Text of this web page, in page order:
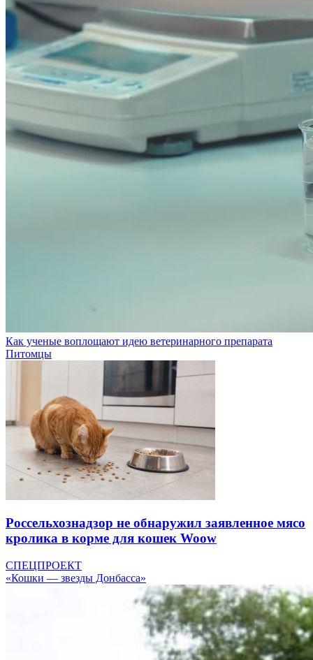
Как ученые воплощают идею ветеринарного препарата
Питомцы
Россельхознадзор не обнаружил заявленное мясо
кролика в корме для кошек Woow
СПЕЦПРОЕКТ
«Кошки — звезды Донбасса»